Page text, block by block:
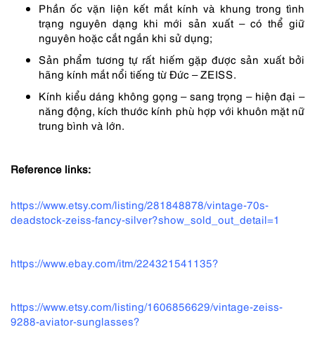
Phần ốc vặn liện kết mắt kính và khung trong tình
trạng nguyên dạng khi mới sản xuất – có thể giữ
nguyên hoặc cắt ngắn khi sử dụng;
Sản phẩm tương tự rất hiếm gặp được sản xuất bởi
hãng kính mắt nổi tiếng từ Đức – ZEISS.
Kính kiểu dáng không gọng – sang trọng – hiện đại –
năng động, kích thước kính phù hợp với khuôn mặt nữ
trung bình và lớn.
Reference links:
https://www.etsy.com/listing/281848878/vintage-70s-
deadstock-zeiss-fancy-silver?show_sold_out_detail=1
https://www.ebay.com/itm/224321541135?
https://www.etsy.com/listing/1606856629/vintage-zeiss-
9288-aviator-sunglasses?